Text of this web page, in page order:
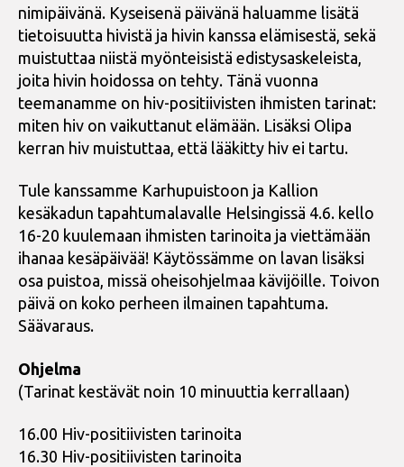
nimipäivänä. Kyseisenä päivänä haluamme lisätä
tietoisuutta hivistä ja hivin kanssa elämisestä, sekä
muistuttaa niistä myönteisistä edistysaskeleista,
joita hivin hoidossa on tehty. Tänä vuonna
teemanamme on hiv-positiivisten ihmisten tarinat:
miten hiv on vaikuttanut elämään. Lisäksi Olipa
kerran hiv muistuttaa, että lääkitty hiv ei tartu.
Tule kanssamme Karhupuistoon ja Kallion
kesäkadun tapahtumalavalle Helsingissä 4.6. kello
16-20 kuulemaan ihmisten tarinoita ja viettämään
ihanaa kesäpäivää! Käytössämme on lavan lisäksi
osa puistoa, missä oheisohjelmaa kävijöille. Toivon
päivä on koko perheen ilmainen tapahtuma.
Säävaraus.
Ohjelma
(Tarinat kestävät noin 10 minuuttia kerrallaan)
16.00 Hiv-positiivisten tarinoita
16.30 Hiv-positiivisten tarinoita